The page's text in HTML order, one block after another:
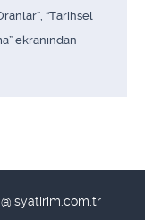
“Tarihsel
ekranından